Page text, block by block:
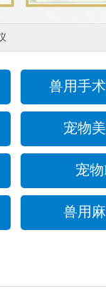
兽用手
宠物
宠
兽用